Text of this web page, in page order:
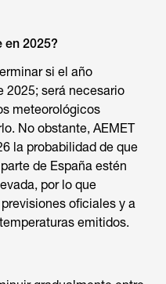
en 2025?
si el año
2025; será necesario
meteorológicos
No obstante, AEMET
la probabilidad de que
de España estén
por lo que
oficiales y a
emitidos.